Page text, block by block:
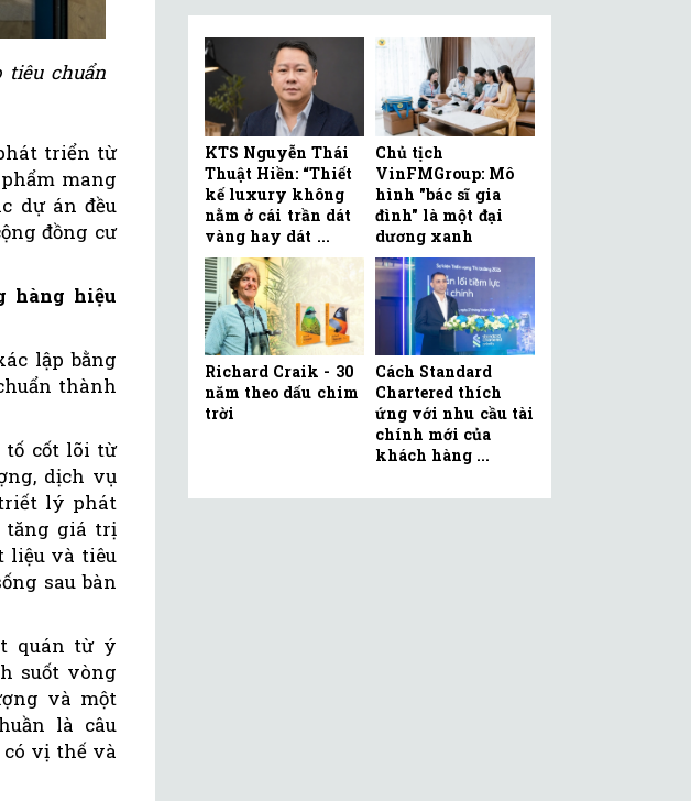
tiêu chuẩn
triển từ
mang
dự án đều
đồng cư
hàng hiệu
lập bằng
thành
tố cốt lõi từ
dịch vụ
lý phát
tăng giá trị
liệu và tiêu
sau bàn
quán từ ý
suốt vòng
và một
là câu
có vị thế và
KTS Nguyễn Thái
Thuật Hiền: “Thiết
kế luxury không
nằm ở cái trần dát
vàng hay dát ...
Chủ tịch
VinFMGroup: Mô
hình "bác sĩ gia
đình" là một đại
dương xanh
Richard Craik - 30
năm theo dấu chim
trời
Cách Standard
Chartered thích
ứng với nhu cầu tài
chính mới của
khách hàng ...